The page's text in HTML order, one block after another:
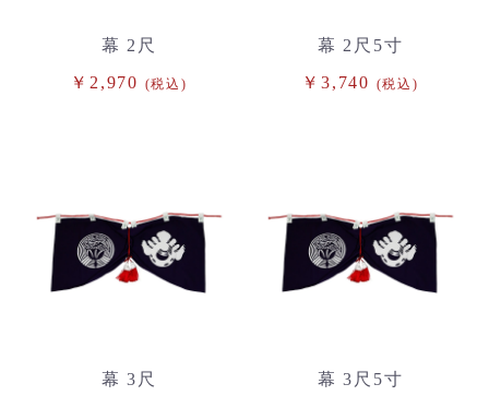
幕 2尺
￥2,970 (税込)
幕 2尺5寸
￥3,740 (税込)
幕 3尺
幕 3尺5寸